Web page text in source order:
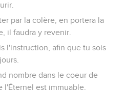
par la colère, en portera la
il faudra y revenir.
l'instruction, afin que tu sois
nombre dans le coeur de
l'Éternel est immuable.